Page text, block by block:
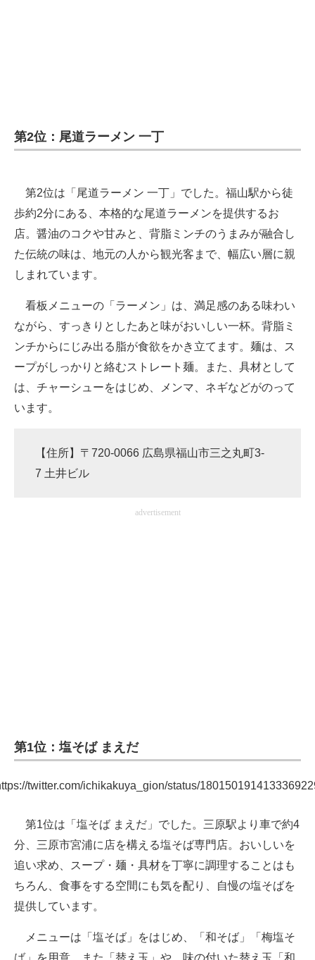
第2位：尾道ラーメン 一丁
第2位は「尾道ラーメン 一丁」でした。福山駅から徒
歩約2分にある、本格的な尾道ラーメンを提供するお
店。醤油のコクや甘みと、背脂ミンチのうまみが融合し
た伝統の味は、地元の人から観光客まで、幅広い層に親
しまれています。
看板メニューの「ラーメン」は、満足感のある味わい
ながら、すっきりとしたあと味がおいしい一杯。背脂ミ
ンチからにじみ出る脂が食欲をかき立てます。麺は、ス
ープがしっかりと絡むストレート麺。また、具材として
は、チャーシューをはじめ、メンマ、ネギなどがのって
います。
【住所】〒720-0066 広島県福山市三之丸町3-
7 土井ビル
advertisement
第1位：塩そば まえだ
twitter.com/ichikakuya_gion/status/
第1位は「塩そば まえだ」でした。三原駅より車で約4
分、三原市宮浦に店を構える塩そば専門店。おいしいを
追い求め、スープ・麺・具材を丁寧に調理することはも
ちろん、食事をする空間にも気を配り、自慢の塩そばを
提供しています。
メニューは「塩そば」をはじめ、「和そば」「梅塩そ